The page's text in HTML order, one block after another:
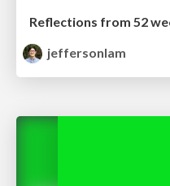
Reflections from 52
jeffersonlam